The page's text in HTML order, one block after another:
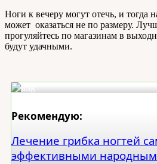
Ноги к вечеру могут отечь, и тогда
может оказаться не по размеру.
прогуляйтесь по магазинам в
будут удачными.
Рекомендую:
Лечение грибка ногтей
эффективными